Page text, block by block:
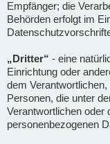
Empfänger; die
Behörden erfolgt im
„Dritter“ - eine
Einrichtung oder
dem
Personen, die unter
Verantwortlichen oder
personenbezogenen